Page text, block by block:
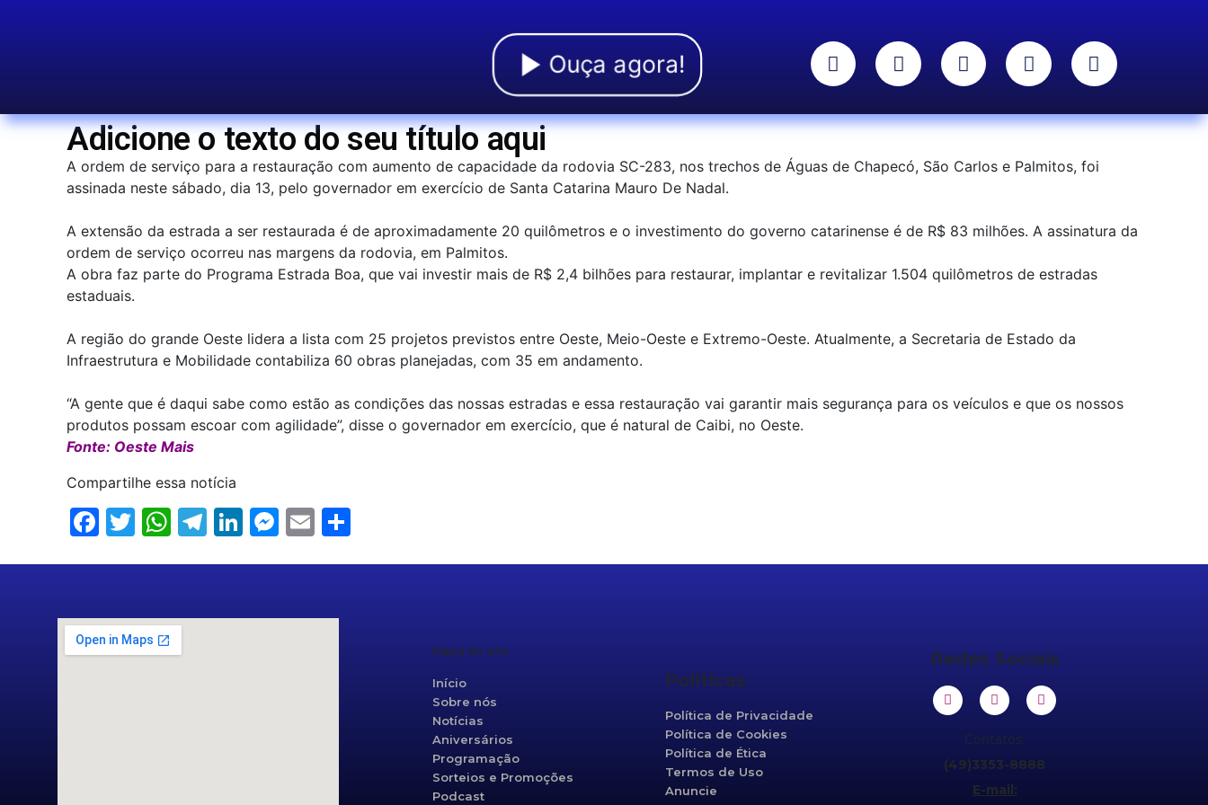
Ouça agora!
Adicione o texto do seu título aqui
A ordem de serviço para a restauração com aumento de capacidade da rodovia SC-283, nos trechos de Águas de Chapecó, São Carlos e Palmitos, foi
assinada neste sábado, dia 13, pelo governador em exercício de Santa Catarina Mauro De Nadal.
A extensão da estrada a ser restaurada é de aproximadamente 20 quilômetros e o investimento do governo catarinense é de R$ 83 milhões. A assinatura da
ordem de serviço ocorreu nas margens da rodovia, em Palmitos.
A obra faz parte do Programa Estrada Boa, que vai investir mais de R$ 2,4 bilhões para restaurar, implantar e revitalizar 1.504 quilômetros de estradas
estaduais.
A região do grande Oeste lidera a lista com 25 projetos previstos entre Oeste, Meio-Oeste e Extremo-Oeste. Atualmente, a Secretaria de Estado da
Infraestrutura e Mobilidade contabiliza 60 obras planejadas, com 35 em andamento.
“A gente que é daqui sabe como estão as condições das nossas estradas e essa restauração vai garantir mais segurança para os veículos e que os nossos
produtos possam escoar com agilidade”, disse o governador em exercício, que é natural de Caibi, no Oeste.
Fonte: Oeste Mais
Compartilhe essa notícia
Facebook
Twitter
WhatsApp
Telegram
LinkedIn
Messenger
Email
Mapa do site
Início
Sobre nós
Notícias
Aniversários
Programação
Sorteios e Promoções
Podcast
Políticas
Política de Privacidade
Política de Cookies
Política de Ética
Termos de Uso
Anuncie
Redes Sociais
Contatos:
(49)3353-8888
E-mail: